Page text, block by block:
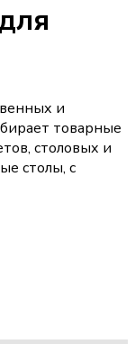
и
товарные
столовых и
столы, с